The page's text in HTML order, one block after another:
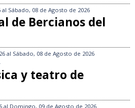
al Sábado, 08 de Agosto de 2026
de Bercianos del
al Sábado, 08 de Agosto de 2026
y teatro de
al Domingo, 09 de Agosto de 2026